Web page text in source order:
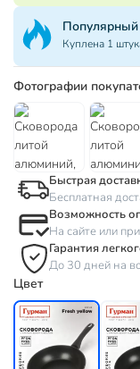
Популярный
Куплена 1
Фотографии
Быстрая
Бесплатная
Возможность
На сайте или
Гарантия
До 30 дней на
Цвет